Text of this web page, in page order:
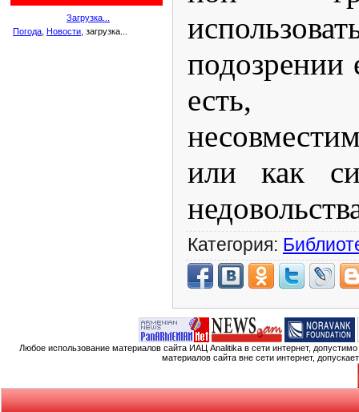
Загрузка...
Погода Новости , загрузка...
подозрении
есть,
или как
Категория:
Любое использование материалов сайта ИАЦ Analitika в сети интернет,
материалов сайта вне сети интернет,